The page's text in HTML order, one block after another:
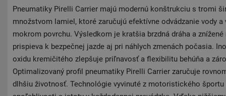
Pneumatiky Pirelli Carrier majú modernú konštrukciu s tromi
množstvom lamiel, ktoré zaručujú efektívne odvádzanie vody
mokrom povrchu. Výsledkom je kratšia brzdná dráha a
prispieva k bezpečnej jazde aj pri náhlych zmenách počasia.
oxidu kremičitého zlepšuje priľnavosť a flexibilitu behúňa a
Optimalizovaný profil pneumatiky Pirelli Carrier zaručuje
dlhšiu životnosť. Technológie vyvinuté z motoristického športu